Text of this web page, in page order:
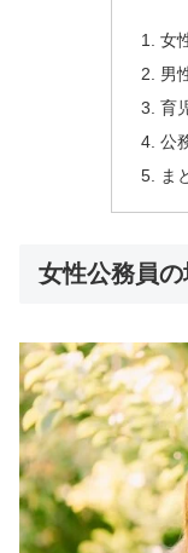
女
男
育
公
ま
女性公務員